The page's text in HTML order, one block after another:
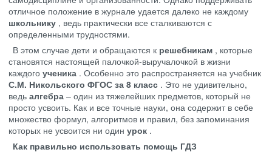
отличное положение в журнале удается далеко не каждому
школьнику , ведь практически все сталкиваются с
определенными трудностями.
В этом случае дети и обращаются к решебникам , которые
становятся настоящей палочкой-выручалочкой в жизни
каждого ученика . Особенно это распространяется на учебник
С.М. Никольского ФГОС за 8 класс . Это не удивительно,
ведь алгебра – один из тяжелейших предметов, который не
просто усвоить. Как и все точные науки, она содержит в себе
множество формул, алгоритмов и правил, без запоминания
которых не усвоится ни один урок .
Как правильно использовать помощь ГДЗ